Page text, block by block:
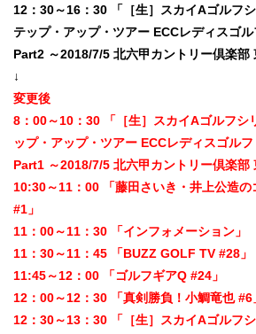
12：30～16：30 「［生］スカイAゴルフ
テップ・アップ・ツアー ECCレディスゴ
Part2 ～2018/7/5 北六甲カントリー倶楽部
↓
変更後
8：00～10：30 「［生］スカイAゴルフシ
ップ・アップ・ツアー ECCレディスゴル
Part1 ～2018/7/5 北六甲カントリー倶楽部
10:30～11：00 「藤田さいき・井上公造の
#1」
11：00～11：30 「インフォメーション」
11：30～11：45 「BUZZ GOLF TV #28」
11:45～12：00 「ゴルフギアQ #24」
12：00～12：30 「真剣勝負！小鯛竜也 #6
12：30～13：30 「［生］スカイAゴルフ